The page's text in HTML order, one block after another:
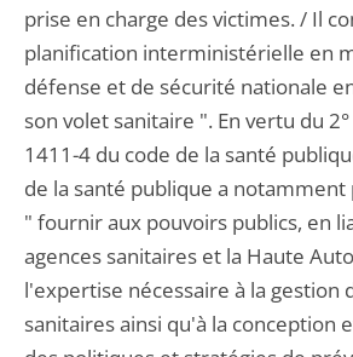
prise en charge des victimes. / Il
planification interministérielle en
défense et de sécurité nationale
son volet sanitaire ". En vertu du
1411-4 du code de la santé
de la santé publique a notamment
" fournir aux pouvoirs publics, en
agences sanitaires et la Haute
l'expertise nécessaire à la gestion
sanitaires ainsi qu'à la conception